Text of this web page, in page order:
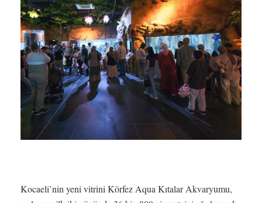
Kocaeli’nin yeni vitrini Körfez Aqua Kıtalar Akvaryumu,